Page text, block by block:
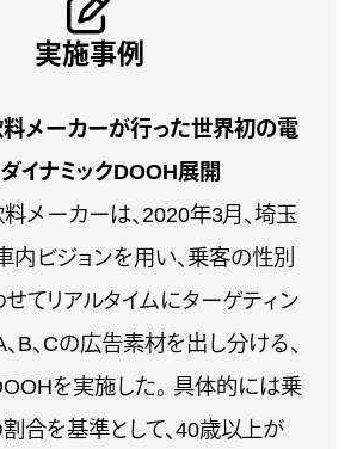
実施事例
メーカーが行った世界初の電
イナミックDOOH展開
メーカーは、2020年3月、埼玉
内ビジョンを用い、乗客の性別
てリアルタイムにターゲティン
B、Cの広告素材を出し分ける、
を実施した。 具体的には乗
合を基準として、40歳以上が